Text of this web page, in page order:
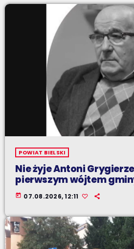
POWIAT BIELSKI
Nie żyje Antoni
pierwszym wójtem
today 07.08.2026, 12:11